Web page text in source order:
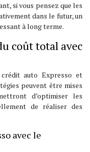
si vous pensez que les
dans le futur, un
à long terme.
coût total avec
auto Expresso et
peuvent être mises
d’optimiser les
de réaliser des
avec le